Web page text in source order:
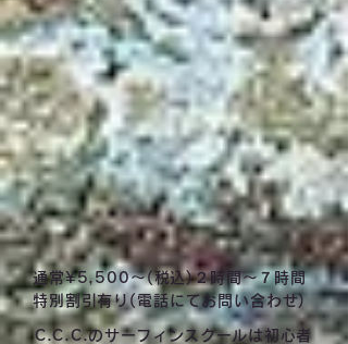
通常¥5,500〜(税込)２時間〜７時間
特別割引有り(電話にてお問い合わせ)
C.C.C.のサーフィンスクールは初心者